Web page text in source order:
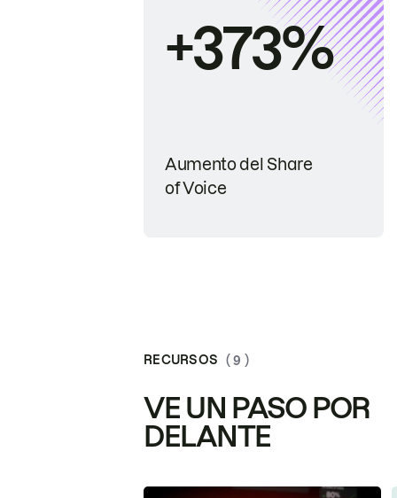
+373%
Aumento del Share
of Voice
RECURSOS ( 9 )
VE UN PASO POR
DELANTE